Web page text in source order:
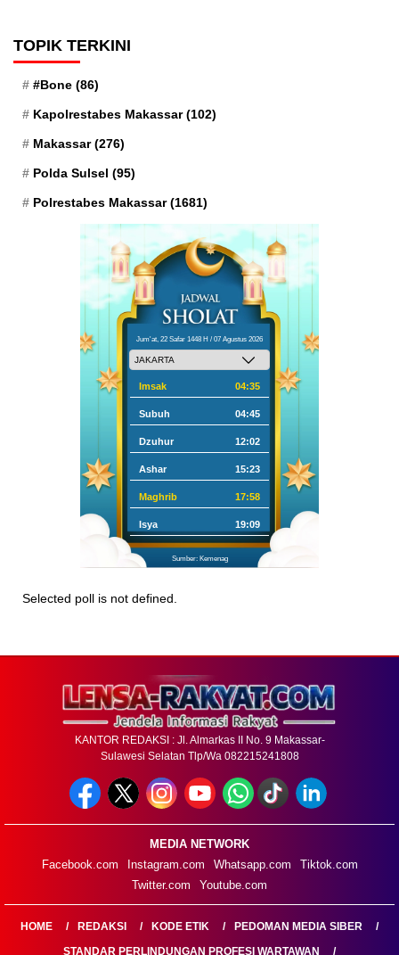
TOPIK TERKINI
#Bone (86)
Kapolrestabes Makassar(102)
Makassar(276)
Polda Sulsel (95)
Polrestabes Makassar(1681)
Jum'at, 22 Safar 1448 H / 07 Agustus 2026
Imsak 04:35
Subuh 04:45
Dzuhur 12:02
Ashar 15:23
Maghrib 17:58
Isya 19:09
Sumber: Kemenag
Selected poll is not defined.
KANTOR REDAKSI : Jl. Almarkas II No. 9 Makassar-
Sulawesi Selatan Tlp/Wa 082215241808
MEDIA NETWORK
Facebook.com
Instagram.com Whatsapp.com
Tiktok.com
Twitter.com
Youtube.com
HOME REDAKSI KODE ETIK
PEDOMAN MEDIA SIBER
STANDAR PERLINDUNGAN PROFESI WARTAWAN